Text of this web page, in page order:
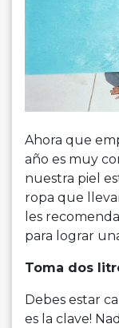
Ahora que
año es muy
nuestra piel
ropa que
les
para lograr
Toma dos
Debes estar
es la clave!